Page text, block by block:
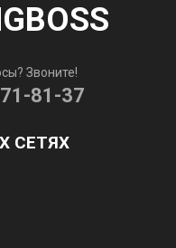
Звоните!
81-37
СЕТЯХ